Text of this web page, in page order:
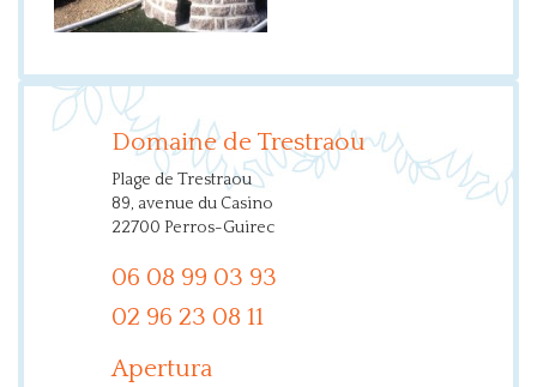
Domaine de Trestraou
Plage de Trestraou
89, avenue du Casino
22700 Perros-Guirec
06 08 99 03 93
02 96 23 08 11
Apertura